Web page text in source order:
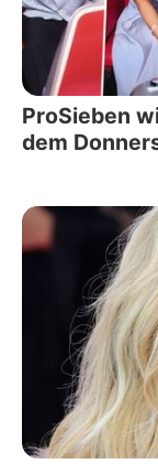
ProSieben
dem